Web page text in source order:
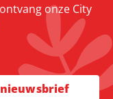
onze City